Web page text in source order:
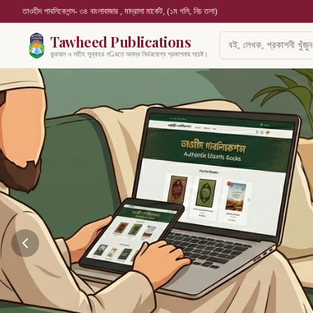
তাওহীদ পাবলিকেশন্স- ৩৪ বাংলাবাজার , মাদ্রাসা মার্কেট, (১ম গলি, নিচ তলা)
Tawheed Publications
কুরআন ও সহীহ সুন্নাহর গণ্ডিতে আবদ্ধ নির্ভরযোগ্য প্রকাশনায় সচেষ্ট।